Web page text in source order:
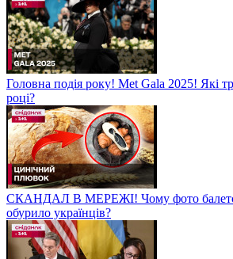
Головна подія року! Met Gala 2025! Які
році?
СКАНДАЛ В МЕРЕЖІ! Чому фото
обурило українців?